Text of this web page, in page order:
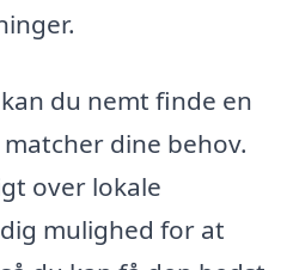
du nemt finde en
dine behov.
over lokale
mulighed for at